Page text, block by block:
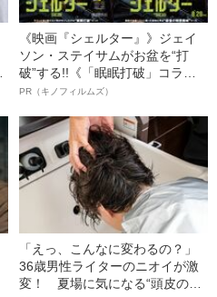
《映画『シェルター』》ジェイ
ソン・ステイサムがお盆を“打
破”する!!《「眠眠打破」コラ
ボ》
PR（キノフィルムズ）
「えっ、こんなに変わるの？」
36歳男性ライターのニオイが激
変！ 夏場に気になる“頭皮のニ